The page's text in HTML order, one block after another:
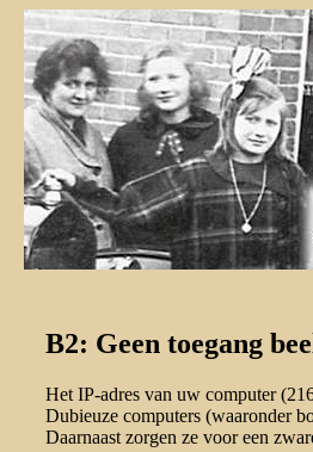
B2: Geen toegang
Het IP-adres van uw computer
Dubieuze computers (waaronder
Daarnaast zorgen ze voor een